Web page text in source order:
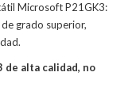
Microsoft P21GK3:
grado superior,
de alta calidad, no